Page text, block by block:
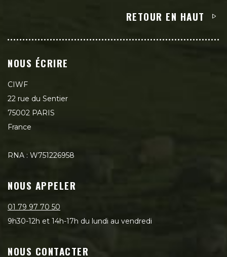
RETOUR EN HAUT
NOUS ÉCRIRE
CIWF
22 rue du Sentier
75002 PARIS
France
RNA : W751226958
NOUS APPELER
01 79 97 70 50
9h30-12h et 14h-17h du lundi au vendredi
NOUS CONTACTER